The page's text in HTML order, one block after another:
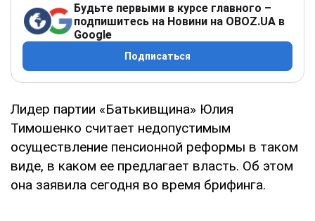
Будьте первыми в курсе главного –
подпишитесь на Новини на OBOZ.UA в
Google
Подписаться
Лидер партии «Батькивщина» Юлия
Тимошенко считает недопустимым
осуществление пенсионной реформы в таком
виде, в каком ее предлагает власть. Об этом
она заявила сегодня во время брифинга.